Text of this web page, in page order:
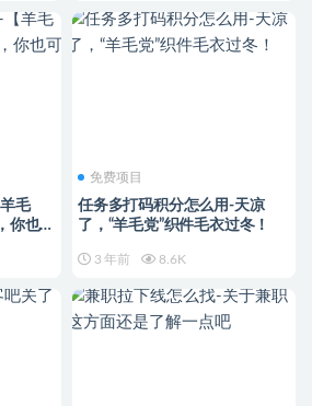
毛
你也可
免费项目
任务多打码积分怎么用-天凉
了，“羊毛党”织件毛衣过冬！
3 年前 8.6K